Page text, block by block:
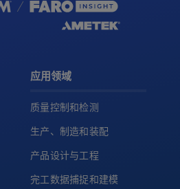
应用领域
质量控制和检测
生产、制造和装配
产品设计与工程
完工数据捕捉和建模